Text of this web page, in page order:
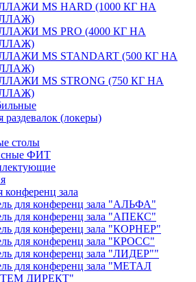
MS HARD (1000 КГ НА
MS PRO (4000 КГ НА
MS STANDART (500 КГ НА
MS STRONG (750 КГ НА
(локеры)
столы
ФИТ
конференц зала
для конференц зала "АЛЬФА"
для конференц зала "АПЕКС"
для конференц зала "КОРНЕР"
для конференц зала "КРОСС"
для конференц зала "ЛИДЕР""
для конференц зала "МЕТАЛ
ДИРЕКТ"